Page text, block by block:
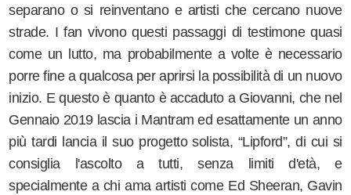
separano o si reinventano e artisti che cercano nuove
strade. I fan vivono questi passaggi di testimone quasi
come un lutto, ma probabilmente a volte è necessario
porre fine a qualcosa per aprirsi la possibilità di un nuovo
inizio. E questo è quanto è accaduto a Giovanni, che nel
Gennaio 2019 lascia i Mantram ed esattamente un anno
più tardi lancia il suo progetto solista, “Lipford”, di cui si
consiglia l'ascolto a tutti, senza limiti d'età, e
specialmente a chi ama artisti come Ed Sheeran, Gavin